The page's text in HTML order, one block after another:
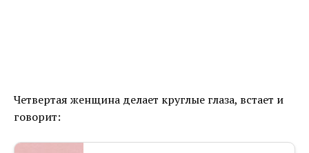
Четвертая женщина делает круглые глаза, встает и
говорит: